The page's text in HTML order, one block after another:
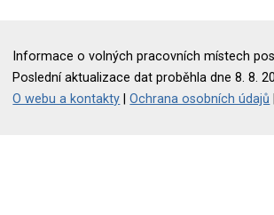
Informace o volných pracovních místech
Poslední aktualizace dat proběhla dne 8. 8.
O webu a kontakty |Ochrana osobních údajů